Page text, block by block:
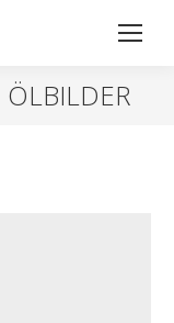
ÖLBILDER